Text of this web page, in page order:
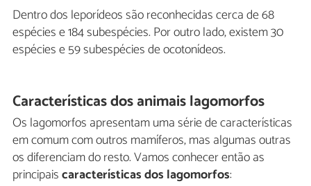
Dentro dos leporídeos são reconhecidas cerca de 68
espécies e 184 subespécies. Por outro lado, existem 30
espécies e 59 subespécies de ocotonídeos.
Características dos animais lagomorfos
Os lagomorfos apresentam uma série de características
em comum com outros mamíferos, mas algumas outras
os diferenciam do resto. Vamos conhecer então as
principaiscaracterísticas dos lagomorfos: